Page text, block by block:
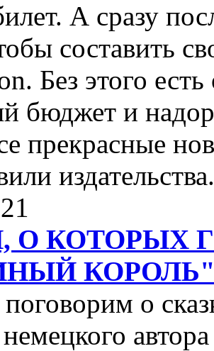
А сразу
составить
Без этого есть
бюджет и
прекрасные
издательства.
О КОТОРЫХ
поговорим о